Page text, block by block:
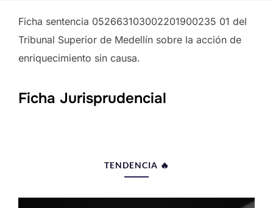
Ficha sentencia 052663103002201900235 01 del
Tribunal Superior de Medellín sobre la acción de
enriquecimiento sin causa.
Ficha Jurisprudencial
TENDENCIA 🔥